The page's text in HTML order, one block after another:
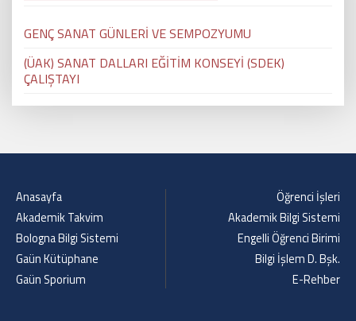
GENÇ SANAT GÜNLERİ VE SEMPOZYUMU
(ÜAK) SANAT DALLARI EĞİTİM KONSEYİ (SDEK)
ÇALIŞTAYI
Anasayfa
Akademik Takvim
Bologna Bilgi Sistemi
Gaün Kütüphane
Gaün Sporium
Öğrenci İşleri
Akademik Bilgi Sistemi
Engelli Öğrenci Birimi
Bilgi İşlem D. Bşk.
E-Rehber